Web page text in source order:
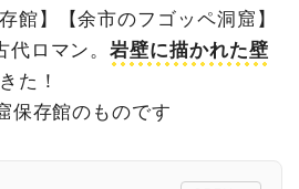
館】【余市のフゴッペ洞窟】
代ロマン。岩壁に描かれた壁
た！
保存館のものです